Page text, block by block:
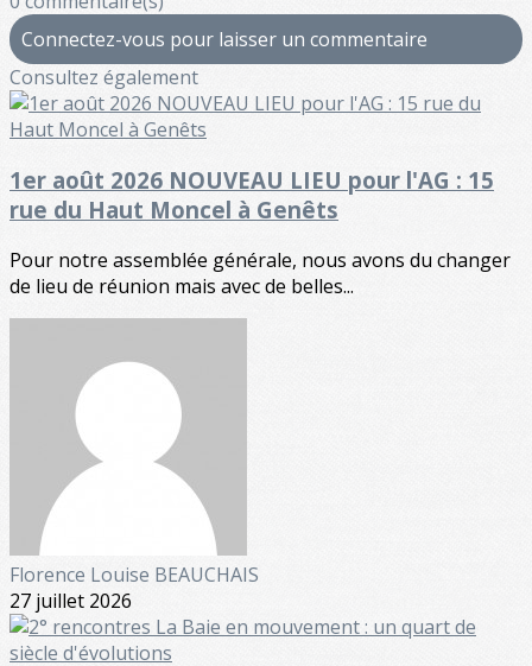
Connectez-vous pour laisser un commentaire
Consultez également
1er août 2026 NOUVEAU LIEU pour l'AG : 15
rue du Haut Moncel à Genêts
Pour notre assemblée générale, nous avons du changer
de lieu de réunion mais avec de belles...
Florence Louise BEAUCHAIS
27 juillet 2026